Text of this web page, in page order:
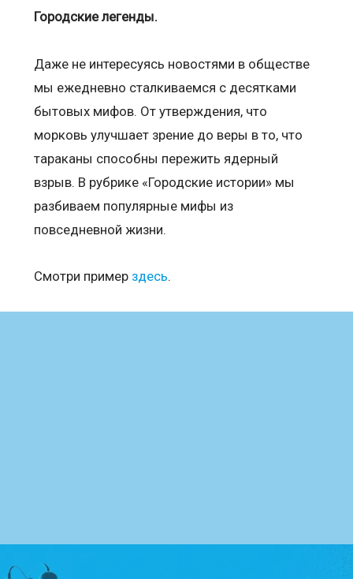
Городские легенды.
Даже не интересуясь новостями в обществе
мы ежедневно сталкиваемся с десятками
бытовых мифов. От утверждения, что
морковь улучшает зрение до веры в то, что
тараканы способны пережить ядерный
взрыв. В рубрике «Городские истории» мы
разбиваем популярные мифы из
повседневной жизни.
Смотри пример здесь.